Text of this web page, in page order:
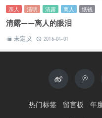
亲人 清明 清露 离人 纸钱
清露——离人的眼泪
未定义 2016-04-01
热门标签 留言板 年